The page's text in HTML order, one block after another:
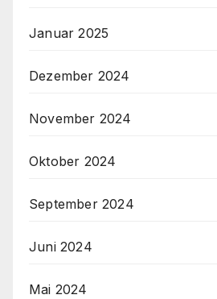
Januar 2025
Dezember 2024
November 2024
Oktober 2024
September 2024
Juni 2024
Mai 2024